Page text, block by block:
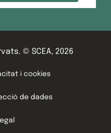
© SCEA, 2026
i cookies
de dades